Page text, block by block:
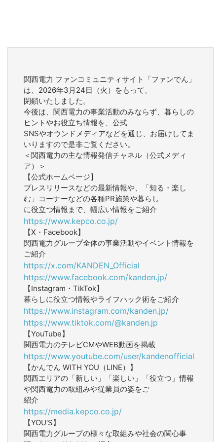
関西電力 ファンコミュニティサイト「ファンでん」
は、2026年3月24日（火）をもって、
閉鎖いたしました。
今後は、関西電力の事業活動のみならず、暮らしの
ヒントやお役立ち情報を、公式
SNSやオウンドメディアなどを通じ、お届けしてま
いりますので是非ご覧ください。
＜関西電力の主な情報発信チャネル（公式メディ
ア）＞
【公式ホームページ】
プレスリリースなどの最新情報や、「知る・楽し
む」コーナーなどの各種PR施策や暮らし
に役立つ情報まで、幅広い情報をご紹介
https://www.kepco.co.jp/
【X・Facebook】
関西電力グループ全体の事業活動やイベント情報を
ご紹介
https://x.com/KANDEN_Official
https://www.facebook.com/kanden.jp/
【Instagram・TikTok】
暮らしに役立つ情報やライフハック術をご紹介
https://www.instagram.com/kanden.jp/
https://www.tiktok.com/@kanden.jp
【YouTube】
関西電力のテレビCMやWEB動画を掲載
https://www.youtube.com/user/kandenofficial
【かんでん WITH YOU（LINE）】
関西エリアの「新しい」「楽しい」「役立つ」情報
や関西電力の取組みや従業員の姿をご
紹介
https://media.kepco.co.jp/
【YOU‘S】
関西電力グループの様々な取組みや社会の関心事